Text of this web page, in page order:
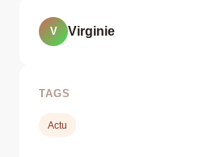
V Virginie
TAGS
Actu